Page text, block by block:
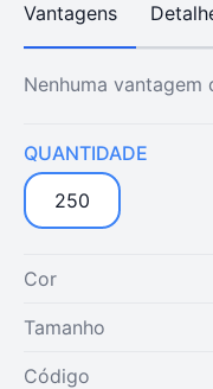
Vantagens
Nenhuma vantagem
QUANTIDADE
250
Cor
Tamanho
Código